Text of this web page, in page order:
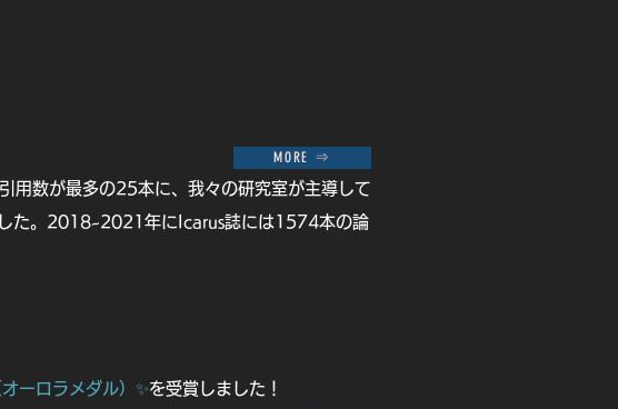
用数が最多の25本に、我々の研究室が主導して
た。2018~2021年にIcarus誌には1574本の論
ーロラメダル）✨を受賞しました！
MORE ⇒